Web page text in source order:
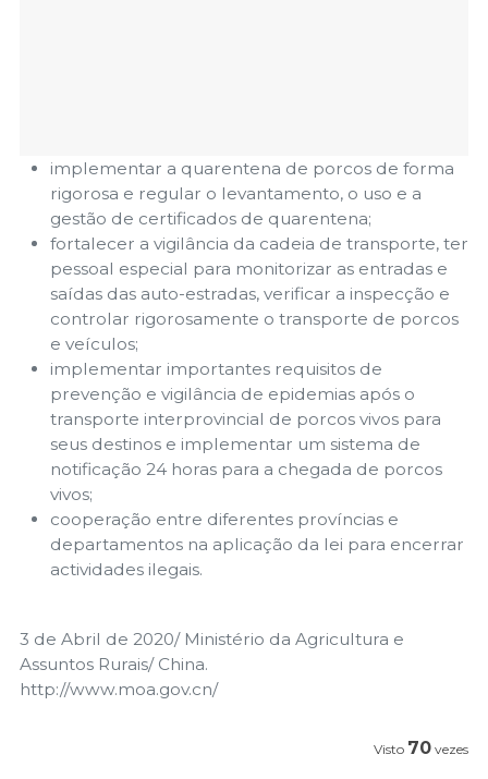
implementar a quarentena de porcos de forma
rigorosa e regular o levantamento, o uso e a
gestão de certificados de quarentena;
fortalecer a vigilância da cadeia de transporte, ter
pessoal especial para monitorizar as entradas e
saídas das auto-estradas, verificar a inspecção e
controlar rigorosamente o transporte de porcos
e veículos;
implementar importantes requisitos de
prevenção e vigilância de epidemias após o
transporte interprovincial de porcos vivos para
seus destinos e implementar um sistema de
notificação 24 horas para a chegada de porcos
vivos;
cooperação entre diferentes províncias e
departamentos na aplicação da lei para encerrar
actividades ilegais.
3 de Abril de 2020/ Ministério da Agricultura e
Assuntos Rurais/ China.
http://www.moa.gov.cn/
Visto 70 vezes